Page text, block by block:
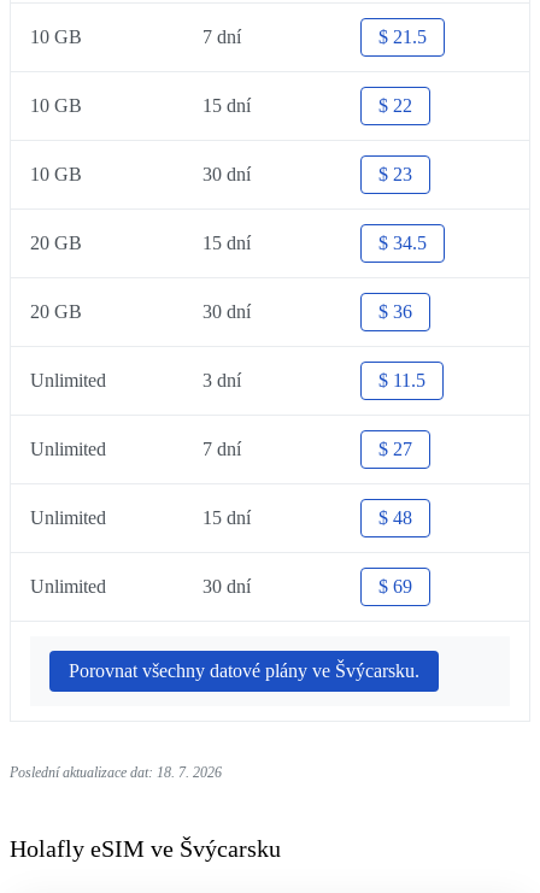
10 GB 7 dní $ 21.5
10 GB 15 dní $ 22
10 GB 30 dní $ 23
20 GB 15 dní $ 34.5
20 GB 30 dní $ 36
Unlimited 3 dní $ 11.5
Unlimited 7 dní $ 27
Unlimited 15 dní $ 48
Unlimited 30 dní $ 69
Porovnat všechny datové plány ve Švýcarsku.
Poslední aktualizace dat: 18. 7. 2026
Holafly eSIM ve Švýcarsku